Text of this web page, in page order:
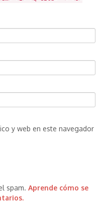
y web en este navegador
spam. Aprende cómo se